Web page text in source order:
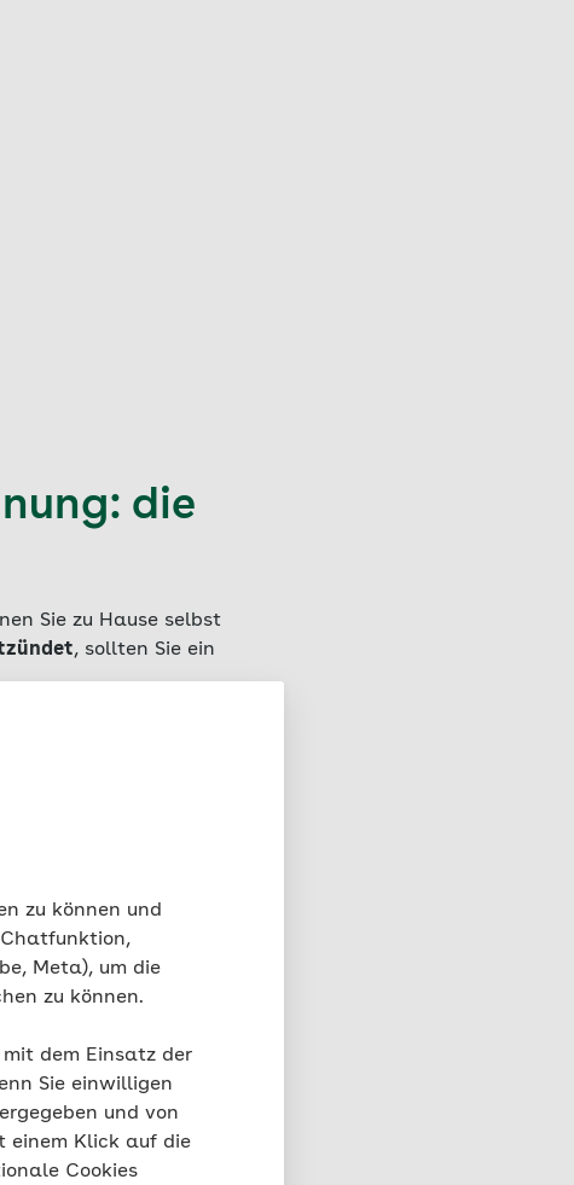
zu können und
Meta), um die
zu können.
dem Einsatz der
Sie einwilligen
und von
einem Klick auf die
Cookies
die
Sie zu Hause selbst
, sollten Sie ein
oder ein Pflaster
– das unterstützt die
Wunde trocken,
der Wunde in
desinfiziert, sein.
sauber und trocken ist,
das im Alltag schnell
Wer auf Pflaster mit
versuchen oder